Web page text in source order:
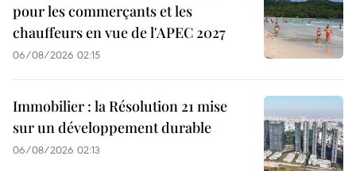
pour les commerçants et les
chauffeurs en vue de l'APEC 2027
06/08/2026 02:15
Immobilier : la Résolution 21 mise
sur un développement durable
06/08/2026 02:13